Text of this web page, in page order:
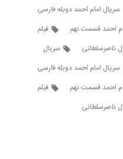
بن حنبل ) قسمت پانزدهم
احمد بن حنبل) قسمت هفدهم
احمد بن حنبل) قسمت هجدهم
سریال امام احمد دوبله فارسی
احمد قسمت نهم
فیلم
ناصرسلطانی
سریال
سریال امام احمد دوبله فارسی
احمد قسمت نهم
فیلم
ناصرسلطانی